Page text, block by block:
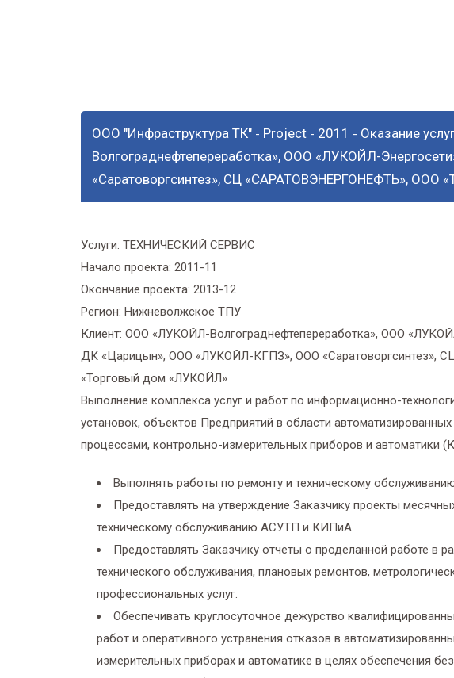
ООО "Инфраструктура ТК" - Project - 2011 - Оказание
Волгограднефтепереработка», ООО «ЛУКОЙЛ-
«Саратоворгсинтез», СЦ «САРАТОВЭНЕРГОНЕФТЬ», ООО
Услуги: ТЕХНИЧЕСКИЙ СЕРВИС
Начало проекта: 2011-11
Окончание проекта: 2013-12
Регион: Нижневолжское ТПУ
Клиент: ООО «ЛУКОЙЛ-Волгограднефтепереработка», ООО
ДК «Царицын», ООО «ЛУКОЙЛ-КГПЗ», ООО «Саратоворгсинтез»,
«Торговый дом «ЛУКОЙЛ»
Выполнение комплекса услуг и работ по информационно-
установок, объектов Предприятий в области
процессами, контрольно-измерительных приборов и автоматики
Выполнять работы по ремонту и техническому
Предоставлять на утверждение Заказчику проекты
техническому обслуживанию АСУТП и КИПиА.
Предоставлять Заказчику отчеты о проделанной работе в
технического обслуживания, плановых ремонтов,
профессиональных услуг.
Обеспечивать круглосуточное дежурство
работ и оперативного устранения отказов в
измерительных приборах и автоматике в целях обеспечения